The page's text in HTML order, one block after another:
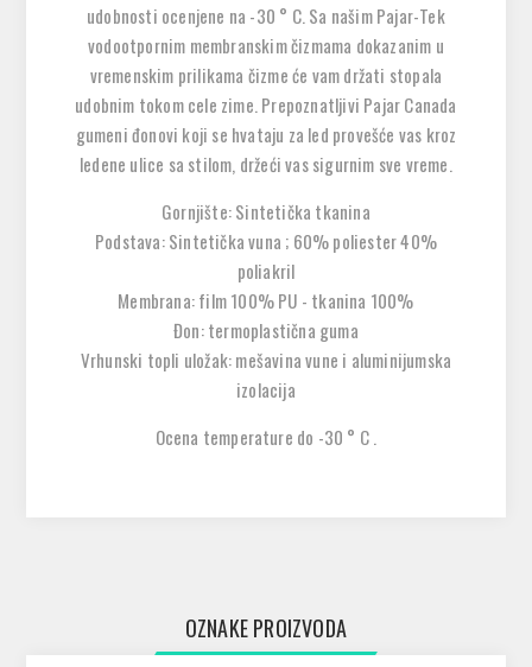
udobnosti ocenjene na -30 ° C. Sa našim Pajar-Tek
vodootpornim membranskim čizmama dokazanim u
vremenskim prilikama čizme će vam držati stopala
udobnim tokom cele zime. Prepoznatljivi Pajar Canada
gumeni đonovi koji se hvataju za led provešće vas kroz
ledene ulice sa stilom, držeći vas sigurnim sve vreme.
Gornjište: Sintetička tkanina
Podstava: Sintetička vuna ; 60% poliester 40%
poliakril
Membrana: film 100% PU - tkanina 100%
Đon: termoplastična guma
Vrhunski topli uložak: mešavina vune i aluminijumska
izolacija
Ocena temperature do -30 ° C .
OZNAKE PROIZVODA